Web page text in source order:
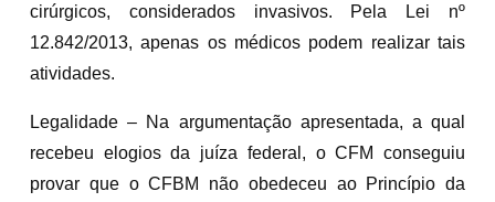
cirúrgicos, considerados invasivos. Pela Lei nº
12.842/2013, apenas os médicos podem realizar tais
atividades.
Legalidade – Na argumentação apresentada, a qual
recebeu elogios da juíza federal, o CFM conseguiu
provar que o CFBM não obedeceu ao Princípio da